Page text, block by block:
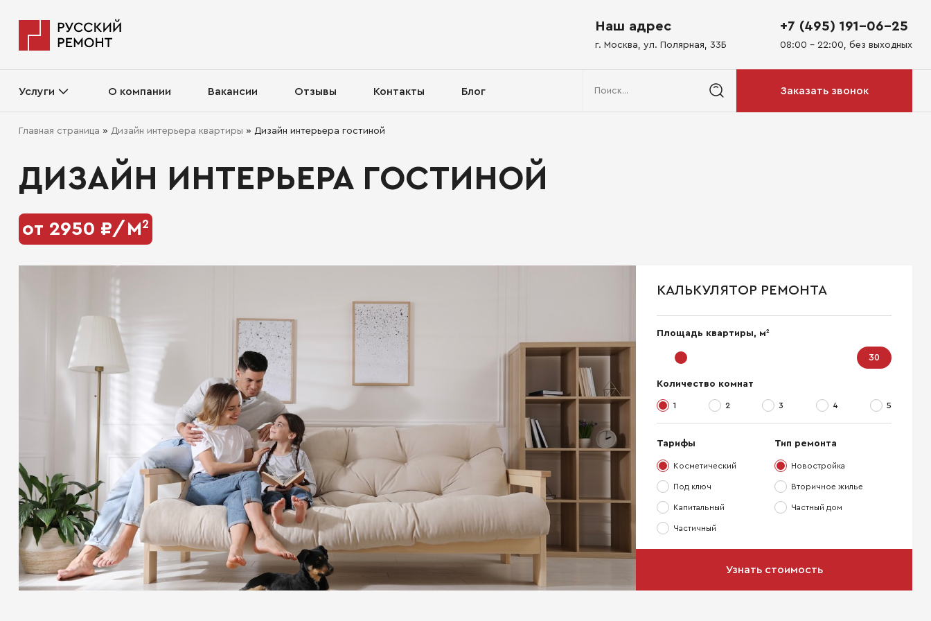
Наш адрес
г. Москва, ул. Полярная, 33Б
+7 (495) 191-06-25
08:00 - 22:00, без выходных
Услуги О компании Вакансии Отзывы Контакты Блог Заказать звонок
Главная страница » Дизайн интерьера квартиры » Дизайн интерьера гостиной
ДИЗАЙН ИНТЕРЬЕРА ГОСТИНОЙ
от 2950 ₽/М2
КАЛЬКУЛЯТОР РЕМОНТА
Площадь квартиры, м2
Количество комнат
1 2 3 4 5
Тарифы
Косметический
Под ключ
Капитальный
Частичный
Тип ремонта
Новостройка
Вторичное жилье
Частный дом
Узнать стоимость